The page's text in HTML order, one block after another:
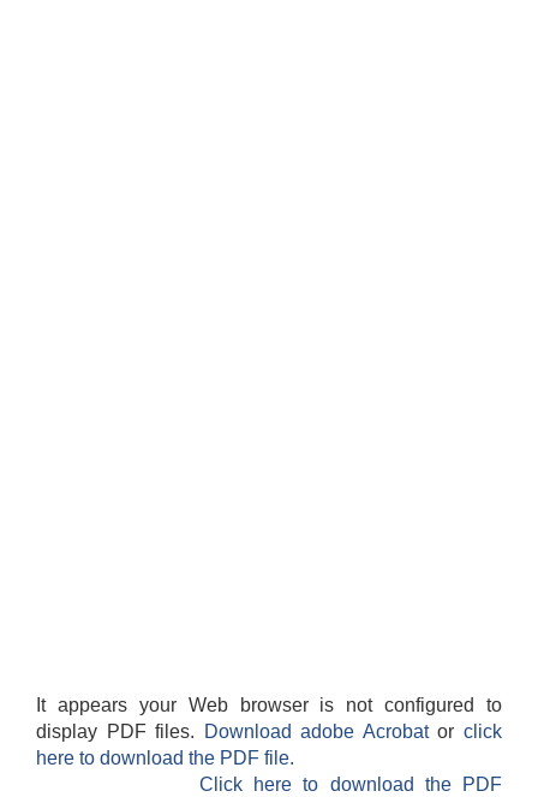
It appears your Web browser is not configured to
display PDF files.
Download adobe Acrobatorclick
here to download the PDF file.
Click here to download the PDF